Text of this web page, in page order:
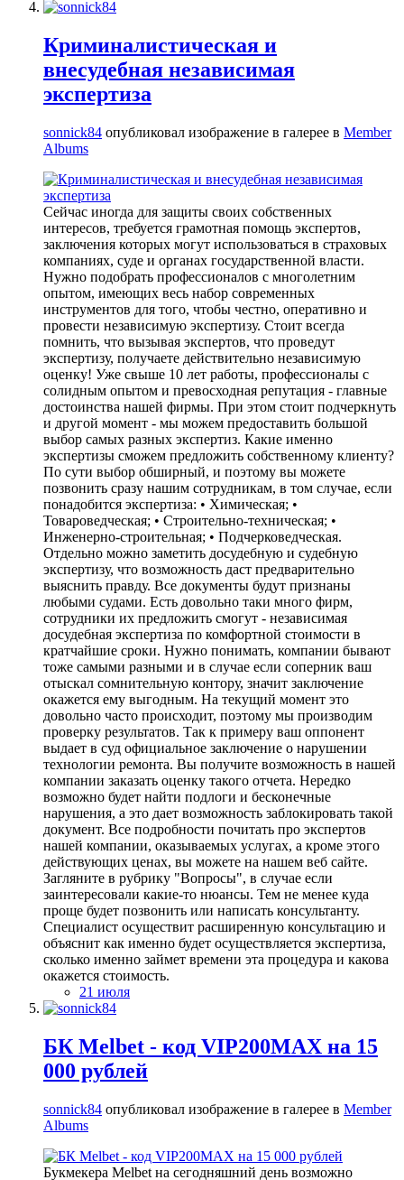
Криминалистическая и
внесудебная независимая
экспертиза
sonnick84 опубликовал изображение в галерее в Member
Albums
Сейчас иногда для защиты своих собственных
интересов, требуется грамотная помощь экспертов,
заключения которых могут использоваться в страховых
компаниях, суде и органах государственной власти.
Нужно подобрать профессионалов с многолетним
опытом, имеющих весь набор современных
инструментов для того, чтобы честно, оперативно и
провести независимую экспертизу. Стоит всегда
помнить, что вызывая экспертов, что проведут
экспертизу, получаете действительно независимую
оценку! Уже свыше 10 лет работы, профессионалы с
солидным опытом и превосходная репутация - главные
достоинства нашей фирмы. При этом стоит подчеркнуть
и другой момент - мы можем предоставить большой
выбор самых разных экспертиз. Какие именно
экспертизы сможем предложить собственному клиенту?
По сути выбор обширный, и поэтому вы можете
позвонить сразу нашим сотрудникам, в том случае, если
понадобится экспертиза: • Химическая; •
Товароведческая; • Строительно-техническая; •
Инженерно-строительная; • Подчерковедческая.
Отдельно можно заметить досудебную и судебную
экспертизу, что возможность даст предварительно
выяснить правду. Все документы будут признаны
любыми судами. Есть довольно таки много фирм,
сотрудники их предложить смогут - независимая
досудебная экспертиза по комфортной стоимости в
кратчайшие сроки. Нужно понимать, компании бывают
тоже самыми разными и в случае если соперник ваш
отыскал сомнительную контору, значит заключение
окажется ему выгодным. На текущий момент это
довольно часто происходит, поэтому мы производим
проверку результатов. Так к примеру ваш оппонент
выдает в суд официальное заключение о нарушении
технологии ремонта. Вы получите возможность в нашей
компании заказать оценку такого отчета. Нередко
возможно будет найти подлоги и бесконечные
нарушения, а это дает возможность заблокировать такой
документ. Все подробности почитать про экспертов
нашей компании, оказываемых услугах, а кроме этого
действующих ценах, вы можете на нашем веб сайте.
Загляните в рубрику "Вопросы", в случае если
заинтересовали какие-то нюансы. Тем не менее куда
проще будет позвонить или написать консультанту.
Специалист осуществит расширенную консультацию и
объяснит как именно будет осуществляется экспертиза,
сколько именно займет времени эта процедура и какова
окажется стоимость.
21 июля
БК Melbet - код VIP200MAX на 15
000 рублей
sonnick84 опубликовал изображение в галерее в Member
Albums
Букмекера Melbet на сегодняшний день возможно